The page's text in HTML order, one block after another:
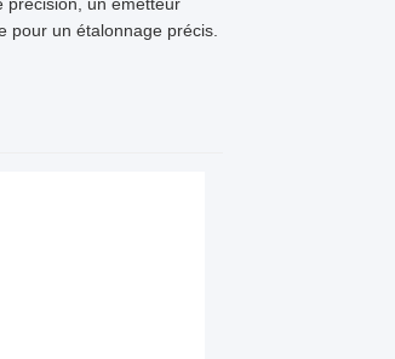
pour un étalonnage précis.